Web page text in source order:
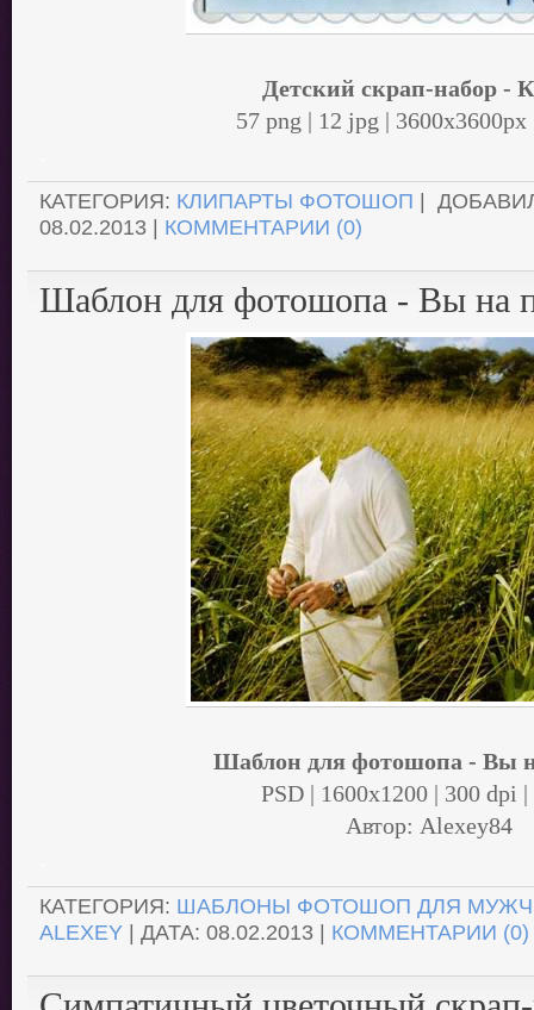
Детский скрап-набор -
57 png | 12 jpg |
КАТЕГОРИЯ: КЛИПАРТЫ ФОТОШОП |
08.02.2013 | КОММЕНТАРИИ (0)
Шаблон для фотошопа - Вы на
Шаблон для фотошопа - Вы
PSD | 1600x1200 | 300 dpi
Автор: Alexey84
КАТЕГОРИЯ: ШАБЛОНЫ ФОТОШОП ДЛЯ
ALEXEY | ДАТА: 08.02.2013 | КОММЕНТАРИИ (0)